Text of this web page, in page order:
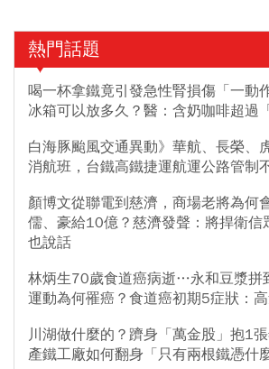
熱門話題
喝一杯拿鐵竟引發急性腎損傷「一動
冰箱可以放多久？醫：含奶咖啡超過
白海豚颱風交通異動》華航、長榮、
消航班，台鐵高鐵捷運航運公路管制
顏博文從聯電到慈濟，商場老將為何
儒、豪給10億？慈濟發聲：將捍衛信
也說話
林炳生70歲食道癌病逝…永和豆漿拼
運動為何罹癌？食道癌初期5症狀：
川湖做什麼的？躋身「萬金股」抱1
產鐵工廠如何翻身「只有兩根鐵憑什